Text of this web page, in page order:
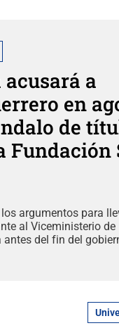
a
en
de
Fundación
argumentos para
al Viceministerio de
del fin del